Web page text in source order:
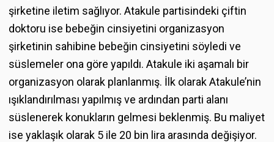
şirketine iletim sağlıyor. Atakule partisindeki çiftin
doktoru ise bebeğin cinsiyetini organizasyon
şirketinin sahibine bebeğin cinsiyetini söyledi ve
süslemeler ona göre yapıldı. Atakule iki aşamalı bir
organizasyon olarak planlanmış. İlk olarak Atakule’nin
ışıklandırılması yapılmış ve ardından parti alanı
süslenerek konukların gelmesi beklenmiş. Bu maliyet
ise yaklaşık olarak 5 ile 20 bin lira arasında değişiyor.